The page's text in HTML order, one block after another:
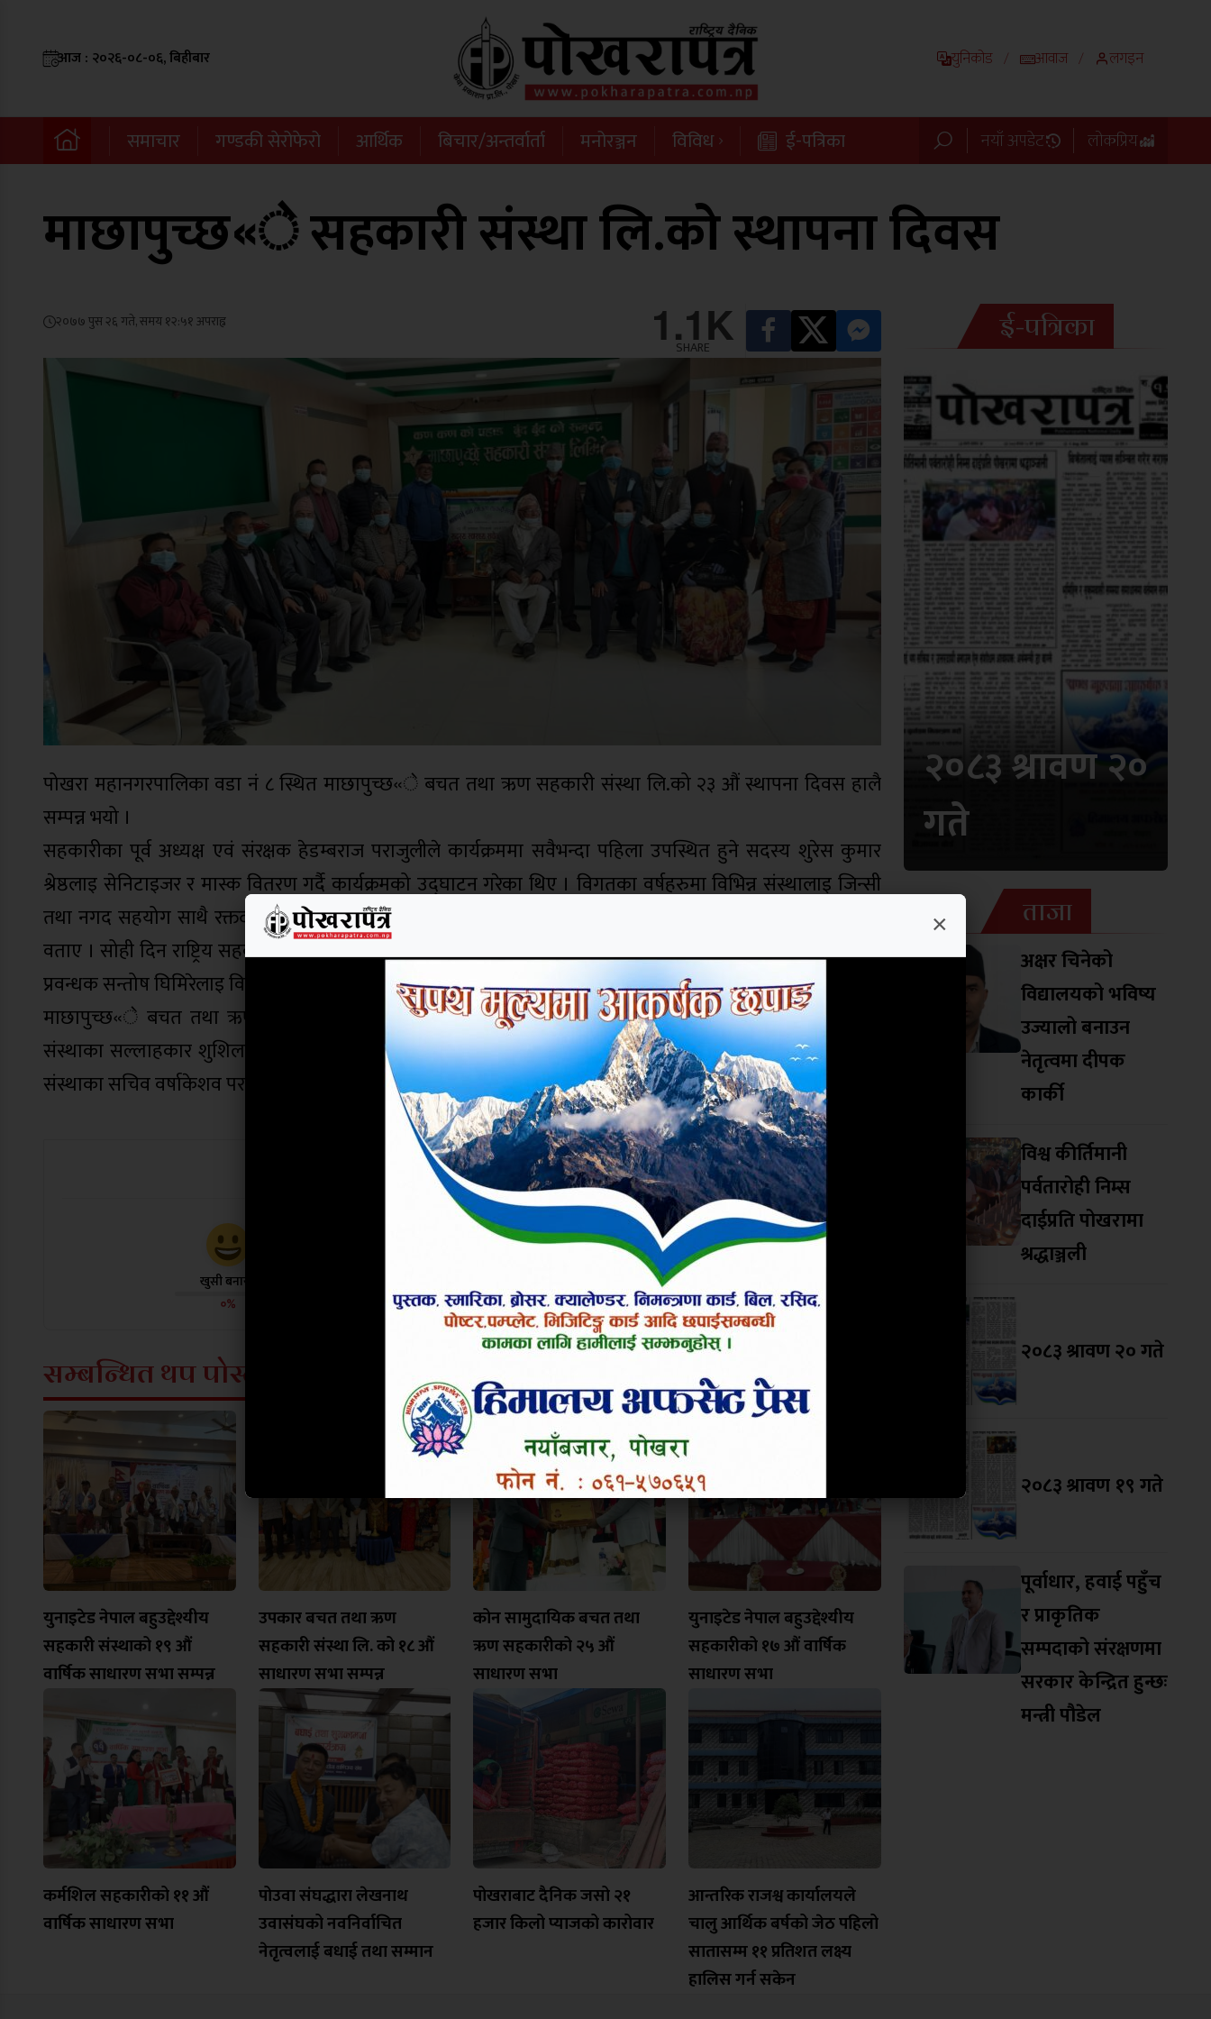
आज : २०२६-०८-०६, बिहीबार युनिकोड / आवाज / लगइन
समाचार गण्डकी सेरोफेरो आर्थिक बिचार/अन्तर्वार्ता मनोरञ्जन विविध ई-पत्रिका नयाँ अपडेट लोकप्रिय
माछापुच्छ«े सहकारी संस्था लि.को स्थापना दिवस
२०७७ पुस २६ गते, समय १२:५१ अपराह्न 1.1K
SHARE
पोखरा महानगरपालिका वडा नं ८ स्थित माछापुच्छ«े बचत तथा ऋण सहकारी संस्था लि.को २३ औं स्थापना दिवस हालै
सम्पन्न भयो ।
सहकारीका पूर्व अध्यक्ष एवं संरक्षक हेडम्बराज पराजुलीले कार्यक्रममा सवैभन्दा पहिला उपस्थित हुने सदस्य शुरेस कुमार
श्रेष्ठलाइ सेनिटाइजर र मास्क वितरण गर्दै कार्यक्रमको उद्घाटन गरेका थिए । विगतका वर्षहरुमा विभिन्न संस्थालाइ जिन्सी
तथा नगद सहयोग साथै रक्तदान कार्यक्रम गरी स्थापना दिवस मनाउँदै आएको सहकारीका अध्यक्ष डा. वीरवहादुर कार्कीले
वताए । सोही दिन राष्ट्रिय सहकारी संस्था पोखराका शाखा प्रवन्धक नरेश पाण्डेलाइ स्वागत र तालचोक सरुवा भएका शाखा
प्रवन्धक सन्तोष घिमिरेलाइ विदाइ गरिएको थियो ।
माछापुच्छ«े बचत तथा ऋण सहकारी संस्था लि. का अध्यक्ष डा वीरवहादुर कार्कीको अध्यक्षतामा भएको कार्यक्रममा
संस्थाका सल्लाहकार शुशिलराज पराजुली, प्रा.डा इन्द्रप्रसाद तिवारी, सदस्य सुरेश कुमार श्रेष्ठ लगायत वोलेको कार्यक्रममा
संस्थाका सचिव वर्षाकेशव पराजुलीले संचालन गरेका थिए ।
यो खबर पढेर तपाईलाई कस्तो लाग्यो ?
खुसी बनायो
०% ०% ०%
आक्रोशित बनायो
०%
सम्बन्धित थप पोस्टहरू
युनाइटेड नेपाल बहुउद्देश्यीय
सहकारी संस्थाको १९ औं
वार्षिक साधारण सभा सम्पन्न
उपकार बचत तथा ऋण
सहकारी संस्था लि. को १८ औं
साधारण सभा सम्पन्न
कोन सामुदायिक बचत तथा
ऋण सहकारीको २५ औं
साधारण सभा
युनाइटेड नेपाल बहुउद्देश्यीय
सहकारीको १७ औं वार्षिक
साधारण सभा
कर्मशिल सहकारीको ११ औं
वार्षिक साधारण सभा
पोउवा संघद्धारा लेखनाथ
उवासंघको नवनिर्वाचित
नेतृत्वलाई बधाई तथा सम्मान
पोखराबाट दैनिक जसो २१
हजार किलो प्याजको कारोवार
आन्तरिक राजश्व कार्यालयले
चालु आर्थिक बर्षको जेठ पहिलो
सातासम्म ११ प्रतिशत लक्ष्य
हालिस गर्न सकेन
ई-पत्रिका
२०८३ श्रावण २०
गते
ताजा
अक्षर चिनेको
विद्यालयको भविष्य
उज्यालो बनाउन
नेतृत्वमा दीपक
कार्की
विश्व कीर्तिमानी
पर्वतारोही निम्स
दाईप्रति पोखरामा
श्रद्धाञ्जली
२०८३ श्रावण २० गते
२०८३ श्रावण १९ गते
पूर्वाधार, हवाई पहुँच
र प्राकृतिक
सम्पदाको संरक्षणमा
सरकार केन्द्रित हुन्छः
मन्त्री पौडेल
×